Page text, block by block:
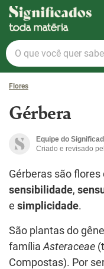
Significados
O
que
você
quer
hoje?
Flores
Gérbera
Equipe do
Criado e revisado
Gérberas são
sensibilidade,
e simplicidade.
São plantas do
famíliaAsteraceae
Compostas). Por